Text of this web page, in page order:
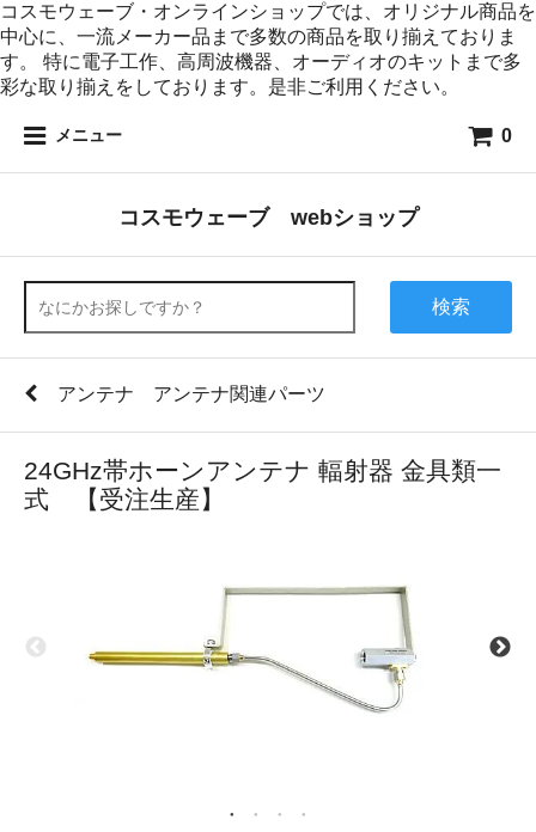
コスモウェーブ・オンラインショップでは、オリジナル商品を
中心に、一流メーカー品まで多数の商品を取り揃えておりま
す。 特に電子工作、高周波機器、オーディオのキットまで多
彩な取り揃えをしております。是非ご利用ください。
メニュー 0
コスモウェーブ webショップ
検索
アンテナ アンテナ関連パーツ
24GHz帯ホーンアンテナ 輻射器 金具類一
式 【受注生産】